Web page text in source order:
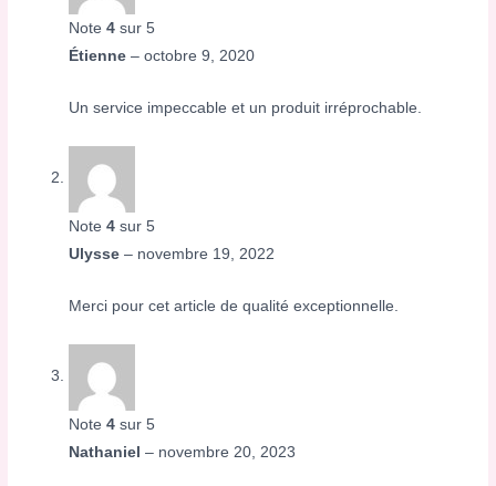
Note4 sur 5
Étienne– octobre 9, 2020
Un service impeccable et un produit irréprochable.
Note4 sur 5
Ulysse– novembre 19, 2022
Merci pour cet article de qualité exceptionnelle.
Note4 sur 5
Nathaniel– novembre 20, 2023